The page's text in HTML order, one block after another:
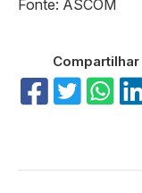
Fonte: ASCOM
Compartilhar